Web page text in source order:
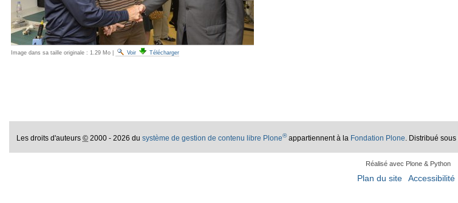
Image dans sa taille originale : 1.29 Mo Voir Télécharger
Les droits d'auteurs© 2000 - 2026 dusystème de gestion de contenu libre Plone®appartiennent à la Fondation Plone . Distribué sous
Réalisé avec Plone & Python
Plan du site Accessibilité